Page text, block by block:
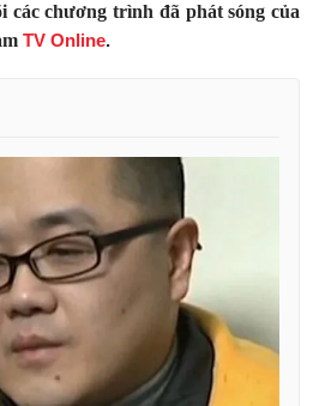
VTV Thể thao
Tấm lòng Việt
Vươn mình bằng AI
VTV8
English
các chương trình đã phát sóng của
TV Online.